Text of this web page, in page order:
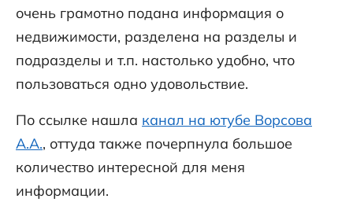
очень грамотно подана информация о
недвижимости, разделена на разделы и
подразделы и т.п. настолько удобно, что
пользоваться одно удовольствие.
По ссылке нашла канал на ютубе Ворсова
А.А., оттуда также почерпнула большое
количество интересной для меня
информации.